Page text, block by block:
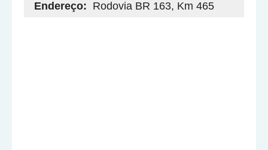
Endereço: Rodovia BR 163, Km 465